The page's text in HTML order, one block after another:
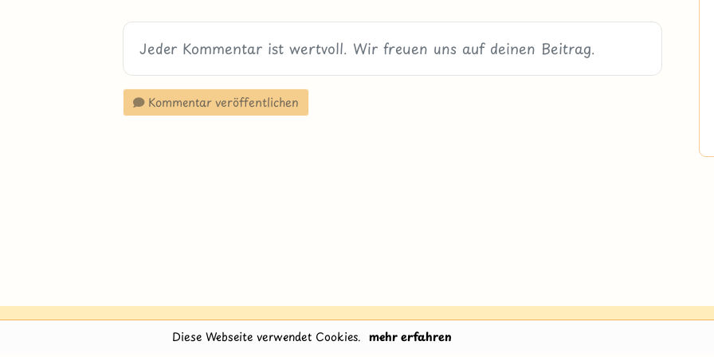
Diese Webseite verwendet Cookies. mehr erfahren
Kommentar veröffentlichen